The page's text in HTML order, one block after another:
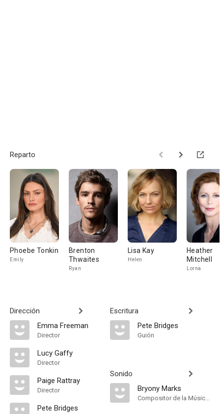
Reparto
Phoebe Tonkin
Emily
Brenton
Thwaites
Ryan
Lisa Kay
Helen
Heather
Mitchell
Lorna
Dirección
Emma Freeman
Director
Lucy Gaffy
Director
Paige Rattray
Director
Pete Bridges
Escritura
Pete Bridges
Guión
Sonido
Bryony Marks
Compositor de la Música Original